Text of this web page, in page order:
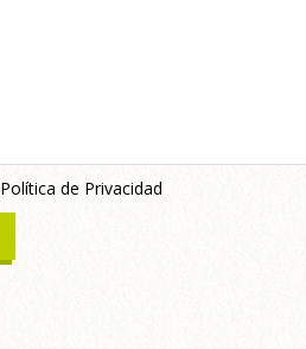
Política de Privacidad